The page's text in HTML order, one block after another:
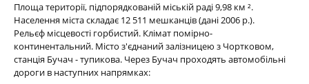
Площа території, підпорядкованій міській раді 9,98 км ².
Населення міста складає 12 511 мешканців (дані 2006 р.).
Рельєф місцевості горбистий. Клімат помірно-
континентальний. Місто з'єднаний залізницею з Чортковом,
станція Бучач - тупикова. Через Бучач проходять автомобільні
дороги в наступних напрямках: